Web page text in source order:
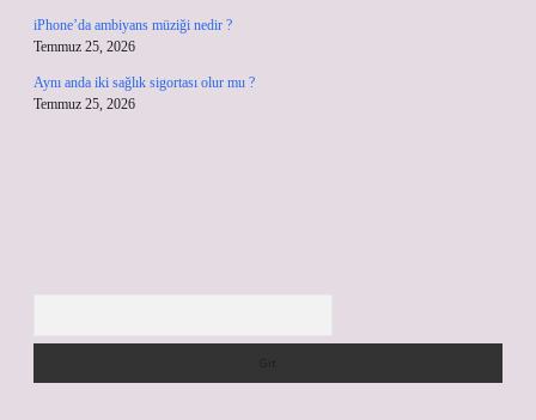
iPhone’da ambiyans müziği nedir ?
Temmuz 25, 2026
Aynı anda iki sağlık sigortası olur mu ?
Temmuz 25, 2026